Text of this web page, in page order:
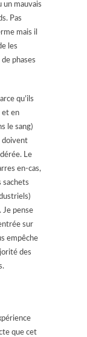
un mauvais
Pas
mais il
les
phases
qu’ils
et en
le sang)
doivent
Le
en-cas,
sachets
Je pense
sur
empêche
des
que cet